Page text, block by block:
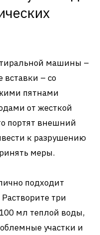
машины –
вставки – со
пятнами
от жесткой
портят внешний
к разрушению
меры.
подходит
три
мл теплой воды,
участки и